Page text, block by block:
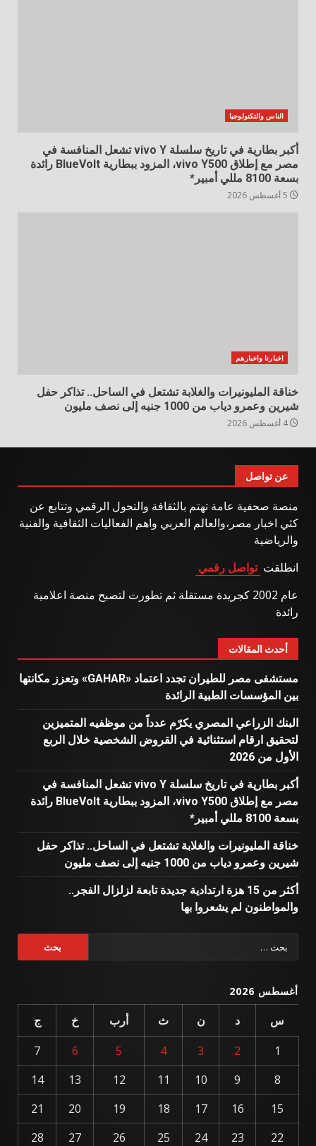
الناس والتكنولوجيا
أكبر بطارية في تاريخ سلسلة vivo Y تشعل المنافسة في
مصر مع إطلاق vivo Y500، المزود ببطارية BlueVolt رائدة
بسعة 8100 مللي أمبير*
اخبارنا واخبارهم
خناقة المليونيرات والغلابة تشتعل في الساحل.. تذاكر حفل
شيرين وعمرو دياب من 1000 جنيه إلى نصف مليون
عن تواصل
منصة صحفية عامة تهتم بالثقافة والتحول الرقمي وتتابع عن
كثي اخبار مصر،والعالم العربي واهم الفعاليات الثقافية والفنية
والرياضية
انطلقت تواصل رقمي
عام 2002 كجريدة مستقلة ثم تطورت لتصبح منصة اعلامية
رائدة
أحدث المقالات
مستشفى مصر للطيران تجدد اعتماد «GAHAR» وتعزز مكانتها
بين المؤسسات الطبية الرائدة
البنك الزراعي المصري يكرّم عدداً من موظفيه المتميزين
لتحقيق ارقام استثنائية في القروض الشخصية خلال الربع
الأول من 2026
أكبر بطارية في تاريخ سلسلة vivo Y تشعل المنافسة في
مصر مع إطلاق vivo Y500، المزود ببطارية BlueVolt رائدة
بسعة 8100 مللي أمبير*
خناقة المليونيرات والغلابة تشتعل في الساحل.. تذاكر حفل
شيرين وعمرو دياب من 1000 جنيه إلى نصف مليون
أكثر من 15 هزة ارتدادية جديدة تابعة لزلزال الفجر..
والمواطنون لم يشعروا بها
عن:
أغسطس 2026
س د ن ث أرب خ
ج
1
2
3
4
5
6
7
8
9
10
11
12
13
14
15
16
17
18
19
20
21
22
23
24
25
26
27
28